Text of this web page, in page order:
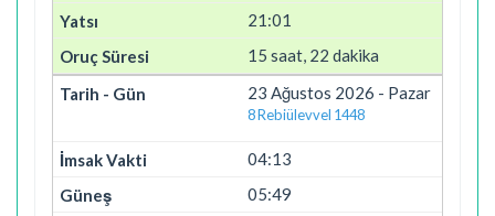
21:01
15 saat, 22 dakika
23 Ağustos 2026 - Pazar
8 Rebiülevvel 1448
04:13
05:49